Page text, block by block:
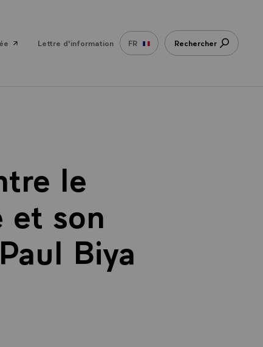
Lettre d'information FR Rechercher
le
et son
Biya